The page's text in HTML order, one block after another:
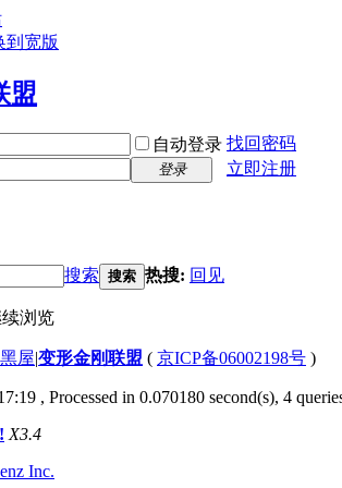
到宽版
自动登录 找回密码
登录
立即注册
搜索 搜索 热搜: 回见
浏览
屋|变形金刚联盟 ( 京ICP备06002198号 )
, Processed in 0.070180 second(s), 4
X3.4
Inc.